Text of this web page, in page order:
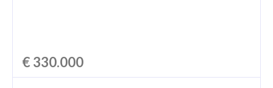
€ 330.000